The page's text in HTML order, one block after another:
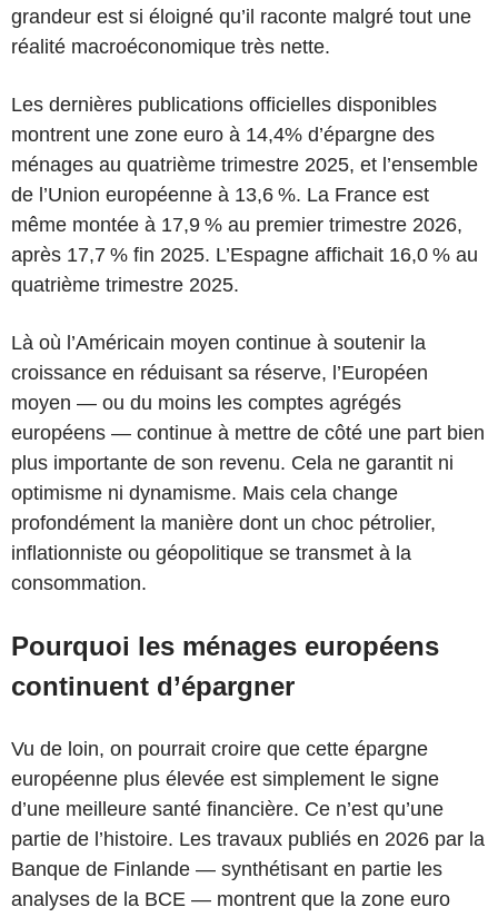
grandeur est si éloigné qu’il raconte malgré tout une
réalité macroéconomique très nette.
Les dernières publications officielles disponibles
montrent une zone euro à 14,4% d’épargne des
ménages au quatrième trimestre 2025, et l’ensemble
de l’Union européenne à 13,6 %. La France est
même montée à 17,9 % au premier trimestre 2026,
après 17,7 % fin 2025. L’Espagne affichait 16,0 % au
quatrième trimestre 2025.
Là où l’Américain moyen continue à soutenir la
croissance en réduisant sa réserve, l’Européen
moyen — ou du moins les comptes agrégés
européens — continue à mettre de côté une part bien
plus importante de son revenu. Cela ne garantit ni
optimisme ni dynamisme. Mais cela change
profondément la manière dont un choc pétrolier,
inflationniste ou géopolitique se transmet à la
consommation.
Pourquoi les ménages européens
continuent d’épargner
Vu de loin, on pourrait croire que cette épargne
européenne plus élevée est simplement le signe
d’une meilleure santé financière. Ce n’est qu’une
partie de l’histoire. Les travaux publiés en 2026 par la
Banque de Finlande — synthétisant en partie les
analyses de la BCE — montrent que la zone euro